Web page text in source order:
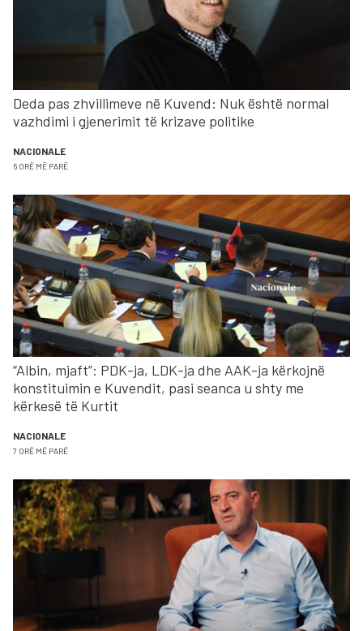
Deda pas zhvillimeve në Kuvend: Nuk është normal
vazhdimi i gjenerimit të krizave politike
NACIONALE
6 ORË MË PARË
“Albin, mjaft”: PDK-ja, LDK-ja dhe AAK-ja kërkojnë
konstituimin e Kuvendit, pasi seanca u shty me
kërkesë të Kurtit
NACIONALE
7 ORË MË PARË